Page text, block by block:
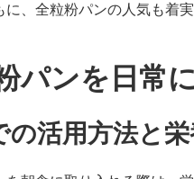
に、全粒粉パンの人気も着
パンを日常
の活用方法と